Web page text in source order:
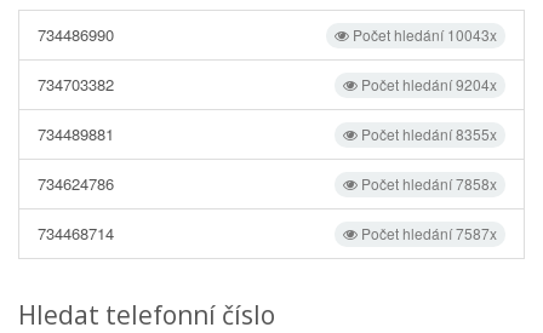
Počet hledání 10043x
734486990
Počet hledání 9204x
734703382
Počet hledání 8355x
734489881
Počet hledání 7858x
734624786
Počet hledání 7587x
734468714
Hledat telefonní číslo